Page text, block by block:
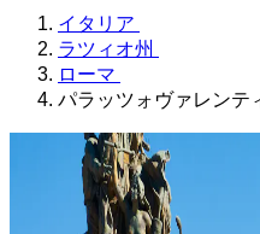
イタリア
ラツィオ州
ローマ
パラッツォヴァレンテ